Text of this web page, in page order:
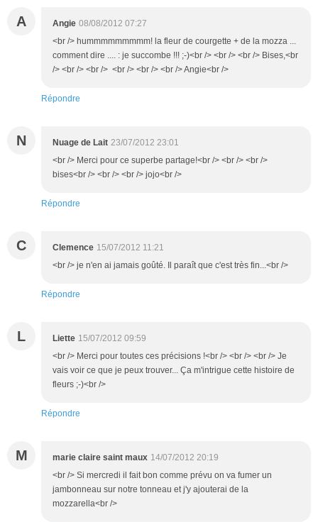
A Angie 08/08/2012 07:27
<br /> hummmmmmmmm! la fleur de courgette + de la mozza ...
comment dire .... : je succombe !!! ;-)<br /> <br /> <br /> Bises,<br
/> <br /> <br /> <br /> <br /> <br /> Angie<br />
Répondre
N Nuage de Lait 23/07/2012 23:01
<br /> Merci pour ce superbe partage!<br /> <br /> <br />
bises<br /> <br /> <br /> jojo<br />
Répondre
C Clemence 15/07/2012 11:21
<br /> je n'en ai jamais goûté. Il paraît que c'est très fin...<br />
Répondre
L Liette 15/07/2012 09:59
<br /> Merci pour toutes ces précisions !<br /> <br /> <br /> Je
vais voir ce que je peux trouver... Ça m'intrigue cette histoire de
fleurs ;-)<br />
Répondre
M marie claire saint maux 14/07/2012 20:19
<br /> Si mercredi il fait bon comme prévu on va fumer un
jambonneau sur notre tonneau et j'y ajouterai de la
mozzarella<br />